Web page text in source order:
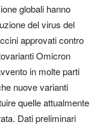
globali hanno
del virus del
approvati contro
Omicron
in molte parti
nuove varianti
quelle attualmente
Dati preliminari